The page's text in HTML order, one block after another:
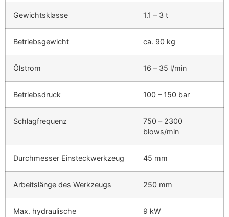
Gewichtsklasse 1.1 – 3 t
Betriebsgewicht ca. 90 kg
Ölstrom 16 – 35 l/min
Betriebsdruck 100 – 150 bar
Schlagfrequenz
750 – 2300
blows/min
Durchmesser Einsteckwerkzeug 45 mm
Arbeitslänge des Werkzeugs 250 mm
Max. hydraulische
9 kW